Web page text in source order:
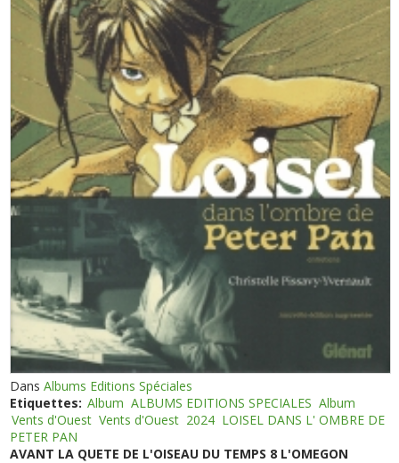
DansAlbums Editions Spéciales
Etiquettes: Album ALBUMS EDITIONS SPECIALES Album
Vents d'Ouest Vents d'Ouest 2024 LOISEL DANS L' OMBRE DE
PETER PAN
AVANT LA QUETE DE L'OISEAU DU TEMPS 8 L'OMEGON